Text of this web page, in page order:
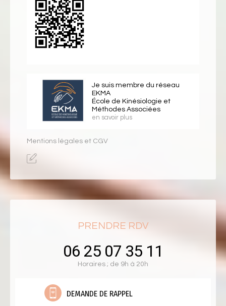
Je suis membre du réseau
EKMA
École de Kinésiologie et
Méthodes Associées
en savoir plus
Mentions légales et CGV
PRENDRE RDV
06 25 07 35 11
Horaires ; de 9h à 20h
DEMANDE DE RAPPEL